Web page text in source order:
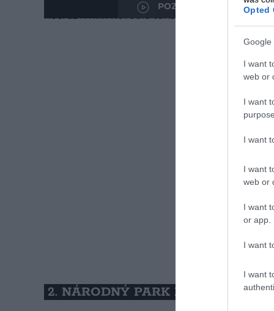
Opted
Google
I want
web or
I want
I want
I want
web or
I want
or app.
I want
I want
POZRITE SI VIDEO
hoci až k nim nevedie turistická značka, ide o
2. NÁRODNÝ PARK MALÁ FATRA